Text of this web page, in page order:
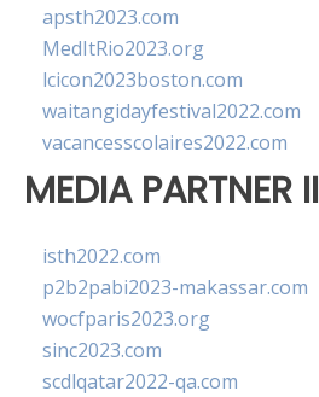
apsth2023.com
MedItRio2023.org
lcicon2023boston.com
waitangidayfestival2022.com
vacancesscolaires2022.com
MEDIA PARTNER II
isth2022.com
p2b2pabi2023-makassar.com
wocfparis2023.org
sinc2023.com
scdlqatar2022-qa.com